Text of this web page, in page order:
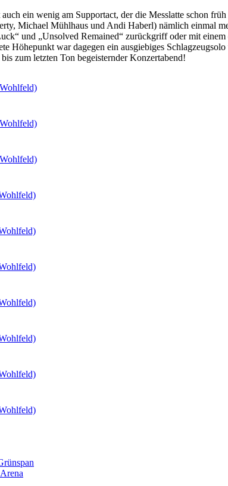
ein wenig am Supportact, der die Messlatte schon
Michael Mühlhaus und Andi Haberl) nämlich einmal
und „Unsolved Remained“ zurückgriff oder mit
Höhepunkt war dagegen ein ausgiebiges
zum letzten Ton begeisternder Konzertabend!